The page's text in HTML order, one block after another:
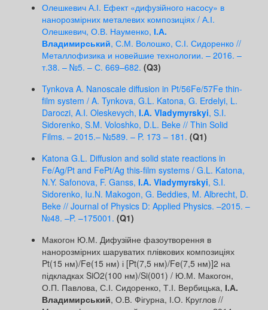
Олешкевич А.І. Ефект «дифузійного насосу» в
нанорозмірних металевих композиціях / А.І.
Олешкевич, О.В. Науменко, І.А.
Владимирський, С.М. Волошко, С.І. Сидоренко //
Металлофизика и новейшие технологии. – 2016. –
т.38. – №5. – С. 669–682. (Q3)
Tynkova A. Nanoscale diffusion in Pt/56Fe/57Fe thin-
film system / A. Tynkova, G.L. Katona, G. Erdelyi, L.
Daroczi, A.I. Oleskevych, I.A. Vladymyrskyi, S.I.
Sidorenko, S.M. Voloshko, D.L. Beke // Thin Solid
Films. – 2015.– №589. – P. 173 – 181. (Q1)
Katona G.L. Diffusion and solid state reactions in
Fe/Ag/Pt and FePt/Ag this-film systems / G.L. Katona,
N.Y. Safonova, F. Ganss, I.A. Vladymyrskyi, S.I.
Sidorenko, Iu.N. Makogon, G. Beddies, M. Albrecht, D.
Beke // Journal of Physics D: Applied Physics. –2015. –
№48. –P. –175001. (Q1)
Макогон Ю.М. Дифузійне фазоутворення в
нанорозмірних шаруватих плівкових композиціях
Pt(15 нм)/Fe(15 нм) і [Pt(7,5 нм)/Fe(7,5 нм)]2 на
підкладках SiO2(100 нм)/Si(001) / Ю.М. Макогон,
О.П. Павлова, С.І. Сидоренко, Т.І. Вербицька, І.А.
Владимирський, О.В. Фігурна, І.О. Круглов //